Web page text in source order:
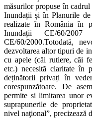
măsurilor propuse în
Inundații și în Planurile
realizate în România în
Inundații CE/60/
CE/60/2000.Totodată,
dezvoltarea altor tipuri de
cu apele (căi rutiere, căi
etc.) necesită claritate în
deținătorii privați în
corespunzătoare. De
permite si limitarea unor
suprapunerile de
nivel naţional”, precizează